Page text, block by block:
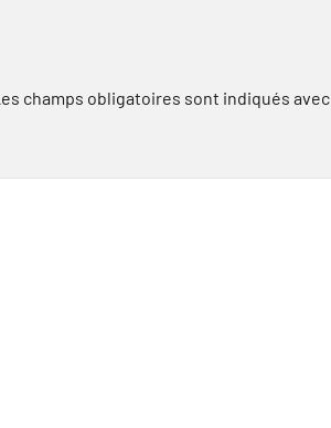
champs obligatoires sont indiqués avec